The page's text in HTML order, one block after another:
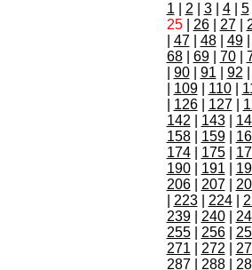
1 2 3| 4| 5|
25| 26| 27|
47| 48| 49|
68| 69| 70|
90| 91 92
109| 110|
126| 127|
142
143|
158| 159|
174| 175|
190| 191
206| 207|
223| 224|
239| 240|
255| 256|
271
272
287| 288|